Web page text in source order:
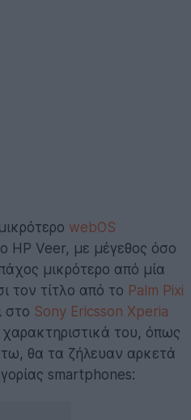
webOS
HP Veer, με μέγεθος όσο
μικρότερο από μία
τον τίτλο από το Palm Pixi
στο Sony Ericsson Xperia
του, όπως
θα τα ζήλευαν αρκετά
smartphones: